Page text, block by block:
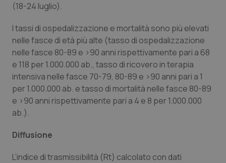
Provincia Autonoma di Bolzano
Provincia Autonoma di Trento
Puglia
Infezioni & Febbre
Ipertensione & Scompenso
Malattie rare
(18-24 luglio).
I tassi di ospedalizzazione e mortalità sono più elevati
nelle fasce di età più alte (tasso di ospedalizzazione
nelle fasce 80-89 e >90 anni rispettivamente pari a 68
e 118 per 1.000.000 ab., tasso di ricovero in terapia
intensiva nelle fasce 70-79, 80-89 e >90 anni pari a 1
per 1.000.000 ab. e tasso di mortalità nelle fasce 80-89
e >90 anni rispettivamente pari a 4 e 8 per 1.000.000
ab.).
Diffusione
L’indice di trasmissibilità (Rt) calcolato con dati